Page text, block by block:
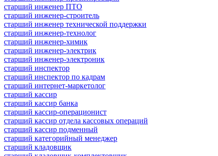
старший инженер ПТО
старший инженер-строитель
старший инженер технической поддержки
старший инженер-технолог
старший инженер-химик
старший инженер-электрик
старший инженер-электроник
старший инспектор
старший инспектор по кадрам
старший интернет-маркетолог
старший кассир
старший кассир банка
старший кассир-операционист
старший кассир отдела кассовых операций
старший кассир подменный
старший категорийный менеджер
старший кладовщик